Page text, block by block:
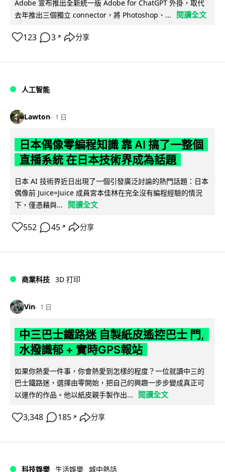
Adobe 宣布推出全新統一版 Adobe for ChatGPT 外掛，取代
去年推出三個獨立 connector，將 Photoshop、...
閱讀全文
123 3 ↗ 分享
人工智能
Lawton 1 日
日本偶像零編程知識 靠 AI 搞了一整個
直播系統 在日本技術界成為話題
日本 AI 技術界近日出現了一個引發廣泛討論的熱門話題：日本
偶像前 Juice=Juice 成員宮本佳林在完全沒有編程經驗的情況
下，僅憑藉與...
閱讀全文
552 45 ↗ 分享
商業科技 3D 打印
Vin 1 日
中三巴士鐵路迷 自製紙皮遙控巴士 門,
水撥識郁 + 實時GPS報站
如果你熱愛一件事，你會熱愛到怎樣的程度？一位就讀中三的
巴士鐵路迷，選擇由零開始，把自己的興趣一步步變成真正可
以運作的作品。他以紙皮親手製作出...
閱讀全文
3,348 185 ↗ 分享
科技娛樂 生活娛樂 城中熱話